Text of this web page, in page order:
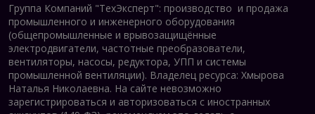
Группа Компаний "ТехЭксперт": производство и продажа
промышленного и инженерного оборудования
(общепромышленные и врывозащищённые
электродвигатели, частотные преобразователи,
вентиляторы, насосы, редуктора, УПП и системы
промышленной вентиляции). Владелец ресурса: Хмырова
Наталья Николаевна. На сайте невозможно
зарегистрироваться и авторизоваться с иностранных